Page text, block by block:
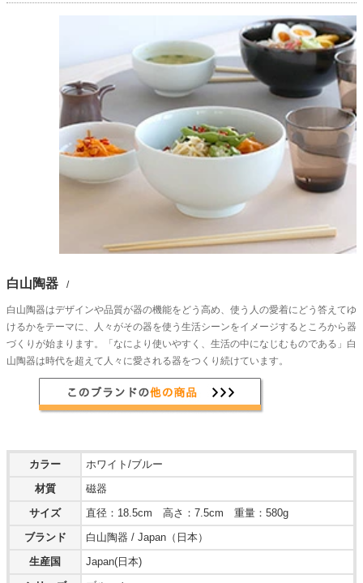
白山陶器 /
白山陶器はデザインや品質が器の機能をどう高め、使う人の愛着にどう答えてゆ
けるかをテーマに、人々がその器を使う生活シーンをイメージするところから器
づくりが始まります。「なにより使いやすく、生活の中になじむものである」白
山陶器は時代を超えて人々に愛される器をつくり続けています。
カラー
ホワイト/ブルー
材質
磁器
サイズ
直径：18.5cm 高さ：7.5cm 重量：580g
ブランド
白山陶器 / Japan（日本）
生産国
Japan(日本)